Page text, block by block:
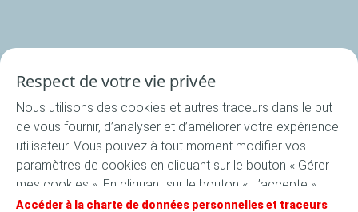
Programme
Nos startups
Postuler maintenant
Respect de votre vie privée
Nous utilisons des cookies et autres traceurs dans le but
de vous fournir, d’analyser et d’améliorer votre expérience
utilisateur. Vous pouvez à tout moment modifier vos
paramètres de cookies en cliquant sur le bouton « Gérer
mes cookies ». En cliquant sur le bouton « J’accepte »,
vous acceptez le dépôt de l’ensemble des cookies. Dans
Accéder à la charte de données personnelles et traceurs